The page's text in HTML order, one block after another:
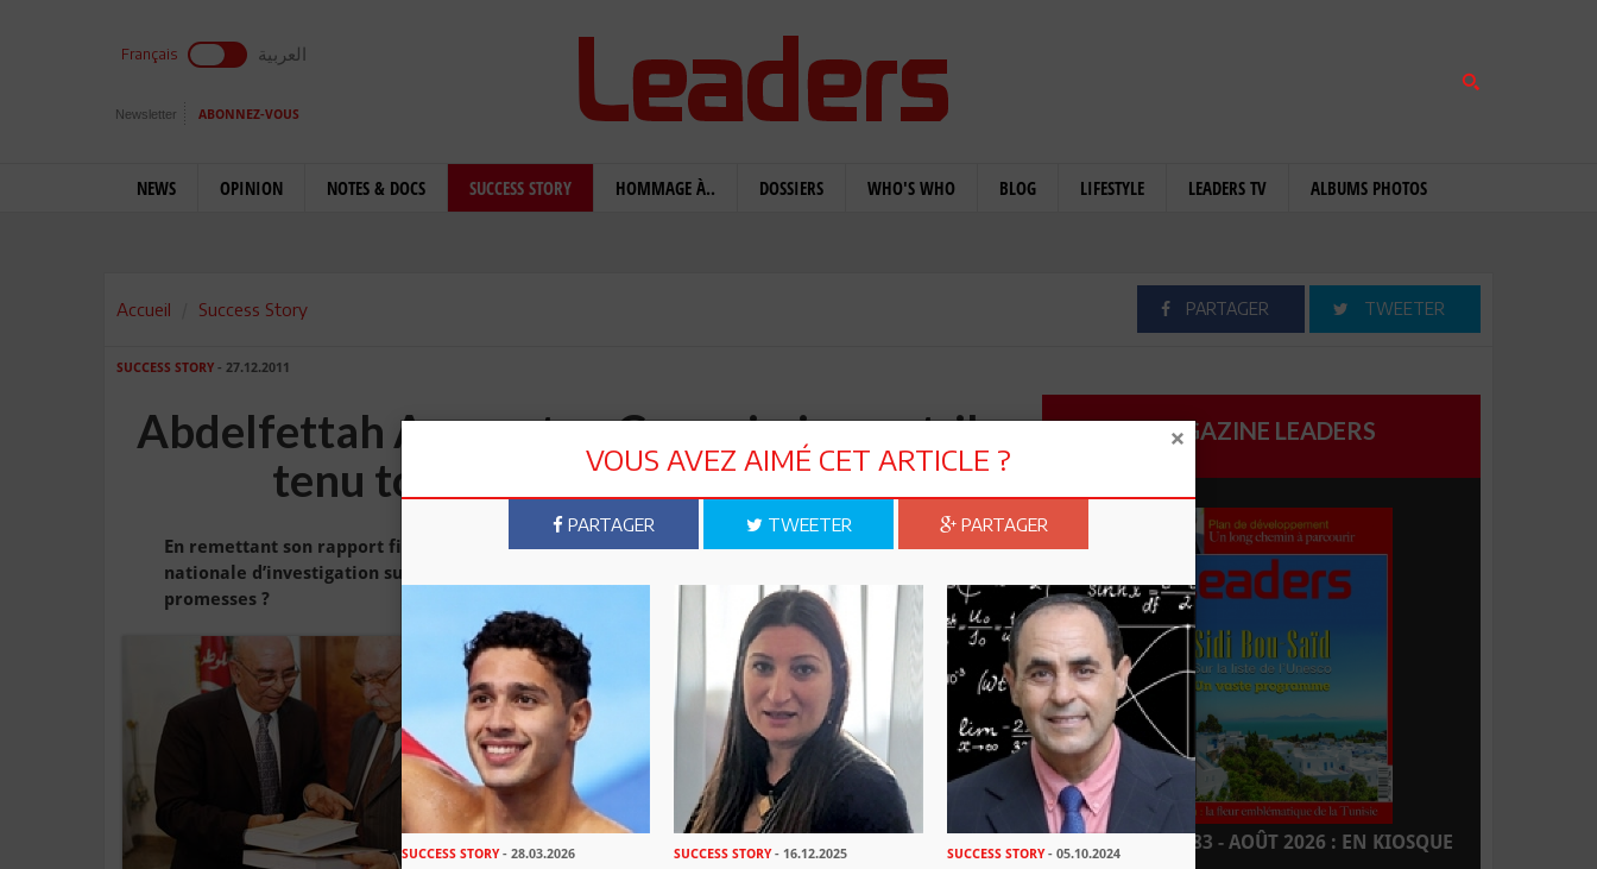
Français العربية
Newsletter ABONNEZ-VOUS
NEWS OPINION NOTES & DOCS SUCCESS STORY HOMMAGE À.. DOSSIERS WHO'S WHO BLOG LIFESTYLE LEADERS TV ALBUMS PHOTOS
Accueil Success Story PARTAGER TWEETER
SUCCESS STORY - 27.12.2011
Abdelfettah Amor et sa Commission ont-ils
tenu toutes leurs promesses ?
En remettant son rapport final au président de la République et en le publiant, la Commission
nationale d’investigation sur la corruption et la malversation (CNICM) a-t-elle tenu toutes ses
promesses ?
Controversée lors de sa constitution, sous la présidence du
doyen Abdelfettah Amor, «torpillée de l’intérieur et de
l’extérieur» surtout au début, comme en ont souffert
nombre de ses membres, et remise parfois en question, elle
affiche un palmarès riche de plus de 5.000 requêtes et
dossiers examinés, 322 dossiers significatifs transmis à la
justice, impliquant plus de 1.200 personnes, la publication de
son rapport final et surtout l’aboutissement d’un décret-loi
MAGAZINE LEADERS
LEADERS N° 183 - AOÛT 2026 : EN KIOSQUE
VOUS AVEZ AIMÉ CET ARTICLE ?
PARTAGER TWEETER PARTAGER
SUCCESS STORY- 28.03.2026 SUCCESS STORY- 16.12.2025 SUCCESS STORY- 05.10.2024